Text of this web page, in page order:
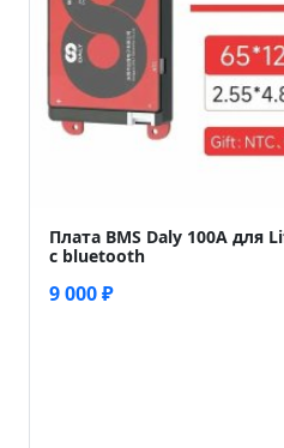
Плата BMS Daly 100A для
c bluetooth
9 000 ₽